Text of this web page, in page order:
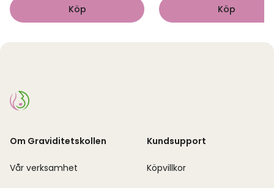
Köp Köp
Om Graviditetskollen
Vår verksamhet
Kundsupport
Köpvillkor